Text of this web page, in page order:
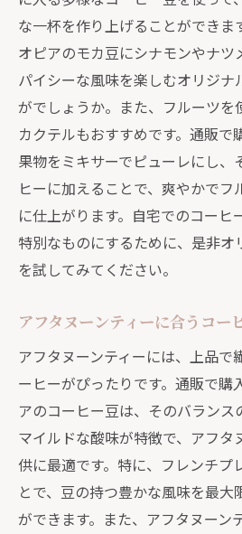
な一杯を作り上げることができま
オピアのモカ豆にシナモンやナツ
パイシーな風味を楽しむオリジナ
がでしょうか。また、フルーツを
カクテルもおすすめです。通販で
果物をミキサーでピューレにし、
ヒーに加えることで、爽やかでフ
に仕上がります。自宅でのコーヒ
特別なものにするために、是非オ
を試してみてください。
アフタヌーンティーに合うコー
アフタヌーンティーには、上品で
ーヒーがぴったりです。通販で購
アのコーヒー豆は、そのバランス
マイルドな酸味が特徴で、アフタ
供に最適です。特に、フレンチプ
とで、豆の持つ豊かな風味を最大
ができます。また、アフタヌーン